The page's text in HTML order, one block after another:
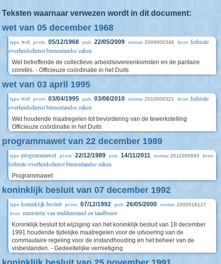
Teksten waarnaar verwezen wordt in dit document:
wet van 05 december 1968
type wet prom. 05/12/1968 pub. 22/05/2009 numac 2009000346 bron federale
overheidsdienst binnenlandse zaken
Wet betreffende de collectieve arbeidsovereenkomsten en de paritaire
comités. - Officieuze coördinatie in het Duits
wet van 03 april 1995
type wet prom. 03/04/1995 pub. 03/06/2010 numac 2010000321 bron federale
overheidsdienst binnenlandse zaken
Wet houdende maatregelen tot bevordering van de tewerkstelling
Officieuze coördinatie in het Duits
programmawet van 22 december 1989
type programmawet prom. 22/12/1989 pub. 14/11/2011 numac 2011000693 bron
federale overheidsdienst binnenlandse zaken
Programmawet
koninklijk besluit van 07 december 1992
type koninklijk besluit prom. 07/12/1992 pub. 26/05/2000 numac 2000016127
bron ministerie van middenstand en landbouw
Koninklijk besluit tot wijziging van het koninklijk besluit van 18 december
1991 houdende tijdelijke maatregelen voor de uitvoering van de
commautaire regeling voor de instandhouding en het beheer van de
visbestanden. - Gedeeltelijke vernietiging